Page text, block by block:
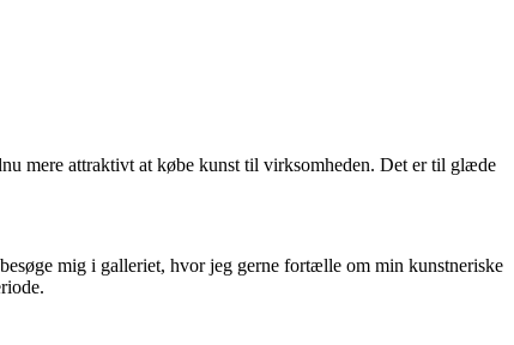
mere attraktivt at købe kunst til virksomheden. Det er til glæde
mig i galleriet, hvor jeg gerne fortælle om min kunstneriske